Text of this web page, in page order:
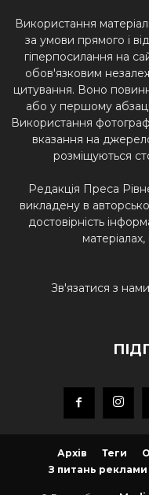
Використання
за умови прямого і
гіперпосилання на
обов'язковим
цитування. Воно
або у першому
Використання
вказання на
розміщуються
Редакція Преса
викладену в
достовірність
Зв'язатися з
Архів Теги
З питань реклами